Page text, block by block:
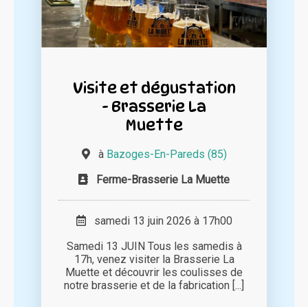
Visite et dégustation
- Brasserie La
Muette
à Bazoges-En-Pareds (85)
Ferme-Brasserie La Muette
samedi 13 juin 2026 à 17h00
Samedi 13 JUIN Tous les samedis à
17h, venez visiter la Brasserie La
Muette et découvrir les coulisses de
notre brasserie et de la fabrication [...]